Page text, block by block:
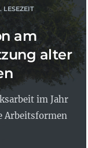
LESEZEIT
am
alter
im Jahr
Arbeitsformen